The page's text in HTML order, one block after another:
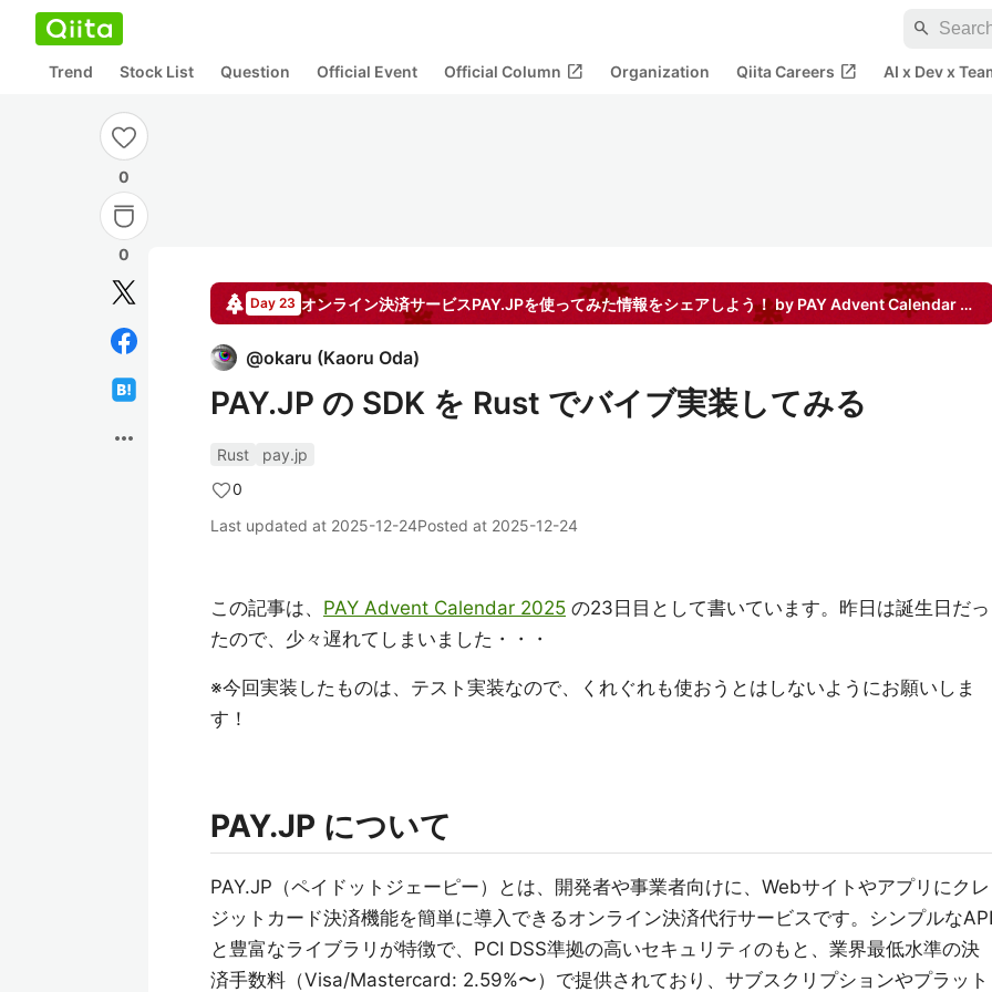
search
Trend Stock List Question Official Event Official Column open_in_new Organization Qiita Careers open_in_new AI x Dev x
0
0
more_horiz
Day 23 オンライン決済サービスPAY.JPを使ってみた情報をシェアしよう！ by PAYAdvent Calendar
@okaru (Kaoru Oda)
PAY.JP の SDK を Rust でバイブ実装してみる
Rust
pay.jp
0
Last updated at 2025-12-24Posted at 2025-12-24
この記事は、 PAY Advent Calendar 2025 の23日目として書いています。昨日は誕生日だっ
たので、少々遅れてしまいました・・・
※今回実装したものは、テスト実装なので、くれぐれも使おうとはしないようにお願いしま
す！
PAY.JP について
PAY.JP（ペイドットジェーピー）とは、開発者や事業者向けに、Webサイトやアプリにクレ
ジットカード決済機能を簡単に導入できるオンライン決済代行サービスです。シンプルなAPI
と豊富なライブラリが特徴で、PCI DSS準拠の高いセキュリティのもと、業界最低水準の決
済手数料（Visa/Mastercard: 2.59%〜）で提供されており、サブスクリプションやプラット